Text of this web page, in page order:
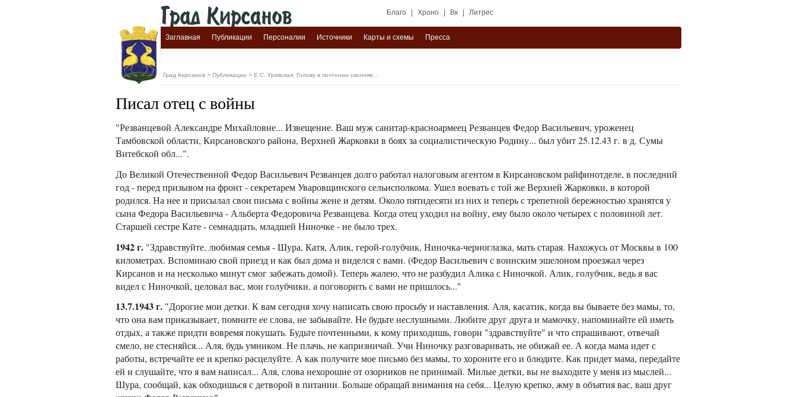
Благо Хроно Вк Литрес
Заглавная Публикации Персоналии Источники Карты и схемы Пресса
Град Кирсанов > Публикации > Е.С. Уривская. Голову в почтении сколняя...
Писал отец с войны
"Резванцевой Александре Михайловне... Извещение. Ваш муж санитар-красноармеец Резванцев Федор Васильевич, уроженец
Тамбовской области, Кирсановского района, Верхней Жарковки в боях за социалистическую Родину... был убит 25.12.43 г. в д. Сумы
Витебской обл...".
До Великой Отечественной Федор Васильевич Резванцев долго работал налоговым агентом в Кирсановском райфинотделе, в последний
год - перед призывом на фронт - секретарем Уваровщинского сельисполкома. Ушел воевать с той же Верхней Жарковки, в которой
родился. На нее и присылал свои письма с войны жене и детям. Около пятидесяти из них и теперь с трепетной бережностью хранятся у
сына Федора Васильевича - Альберта Федоровича Резванцева. Когда отец уходил на войну, ему было около четырех с половиной лет.
Старшей сестре Кате - семнадцать, младшей Ниночке - не было трех.
1942 г. "Здравствуйте, любимая семья - Шура, Катя, Алик, герой-голубчик, Ниночка-черноглазка, мать старая. Нахожусь от Москвы в 100
километрах. Вспоминаю свой приезд и как был дома и виделся с вами. (Федор Васильевич с воинским эшелоном проезжал через
Кирсанов и на несколько минут смог забежать домой). Теперь жалею, что не разбудил Алика с Ниночкой. Алик, голубчик, ведь я вас
видел с Ниночкой, целовал вас, мои голубчики, а поговорить с вами не пришлось..."
13.7.1943 г. "Дорогие мои детки. К вам сегодня хочу написать свою просьбу и наставления. Аля, касатик, когда вы бываете без мамы, то,
что она вам приказывает, помните ее слова, не забывайте. Не будьте неслушными. Любите друг друга и мамочку, напоминайте ей иметь
отдых, а также придти вовремя покушать. Будьте почтенными, к кому приходишь, говори "здравствуйте" и что спрашивают, отвечай
смело, не стесняйся... Аля, будь умником. Не плачь, не капризничай. Учи Ниночку разговаривать, не обижай ее. А когда мама идет с
работы, встречайте ее и крепко расцелуйте. А как получите мое письмо без мамы, то хороните его и блюдите. Как придет мама, передайте
ей и слушайте, что я вам написал... Аля, слова нехорошие от озорников не принимай. Милые детки, вы не выходите у меня из мыслей...
Шура, сообщай, как обходишься с детворой в питании. Больше обращай внимания на себя... Целую крепко, жму в объятия вас, ваш друг